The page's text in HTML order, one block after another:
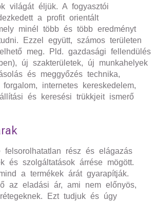
világát éljük. A fogyasztói
a profit orientált
minél több és több eredményt
Ezzel együtt, számos területen
meg. Pld. gazdasági fellendülés
új szakterületek, új munkahelyek
és meggyőzés technika,
internetes kereskedelem,
és keresési trükkjeit ismerő
felsorolhatatlan rész és elágazás
és szolgáltatások árrése mögött.
a termékek árát gyarapítják.
az eladási ár, ami nem előnyös,
Ezt tudjuk és úgy